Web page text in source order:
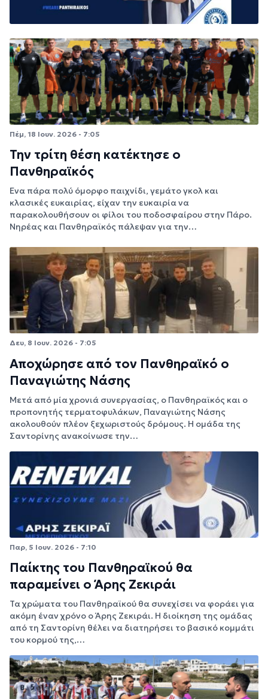
Πέμ, 18 Ιουν. 2026 - 7:05
Την τρίτη θέση κατέκτησε ο
Πανθηραϊκός
Ένα πάρα πολύ όμορφο παιχνίδι, γεμάτο γκολ και
κλασικές ευκαιρίας, είχαν την ευκαιρία να
παρακολουθήσουν οι φίλοι του ποδοσφαίρου στην Πάρο.
Νηρέας και Πανθηραϊκός πάλεψαν για την…
Δευ, 8 Ιουν. 2026 - 7:05
Αποχώρησε από τον Πανθηραϊκό ο
Παναγιώτης Νάσης
Μετά από μία χρονιά συνεργασίας, ο Πανθηραϊκός και ο
προπονητής τερματοφυλάκων, Παναγιώτης Νάσης
ακολουθούν πλέον ξεχωριστούς δρόμους. Η ομάδα της
Σαντορίνης ανακοίνωσε την…
Παρ, 5 Ιουν. 2026 - 7:10
Παίκτης του Πανθηραϊκού θα
παραμείνει ο Άρης Ζεκιράι
Τα χρώματα του Πανθηραϊκού θα συνεχίσει να φοράει για
ακόμη έναν χρόνο ο Άρης Ζεκιράι. Η διοίκηση της ομάδας
από τη Σαντορίνη θέλει να διατηρήσει το βασικό κομμάτι
του κορμού της,…